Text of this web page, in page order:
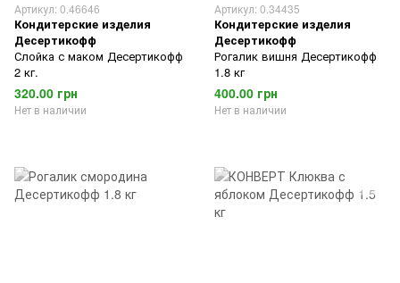
Артикул: 0.46646
Кондитерские изделия
Десертикофф
Слойка с маком Десертикофф
2 кг.
320.00 грн
Нет в наличии
Артикул: 0.34435
Кондитерские изделия
Десертикофф
Рогалик вишня Десертикофф
1.8 кг
400.00 грн
Нет в наличии